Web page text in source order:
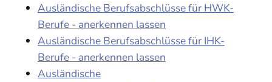
Ausländische Berufsabschlüsse für HWK-
Berufe - anerkennen lassen
Ausländische Berufsabschlüsse für IHK-
Berufe - anerkennen lassen
Ausländische